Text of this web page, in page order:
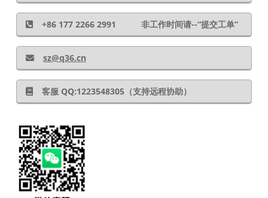
+86 177 2266 2991 非工作时间请--“提交工单”
sz@q36.cn
客服 QQ:1223548305（支持远程协助）